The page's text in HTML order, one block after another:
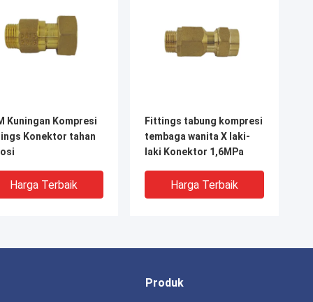
Kuningan Kompresi
Konektor tahan
Harga Terbaik
Fittings tabung kompresi
tembaga wanita X laki-
laki Konektor 1,6MPa
Harga Terbaik
Produk